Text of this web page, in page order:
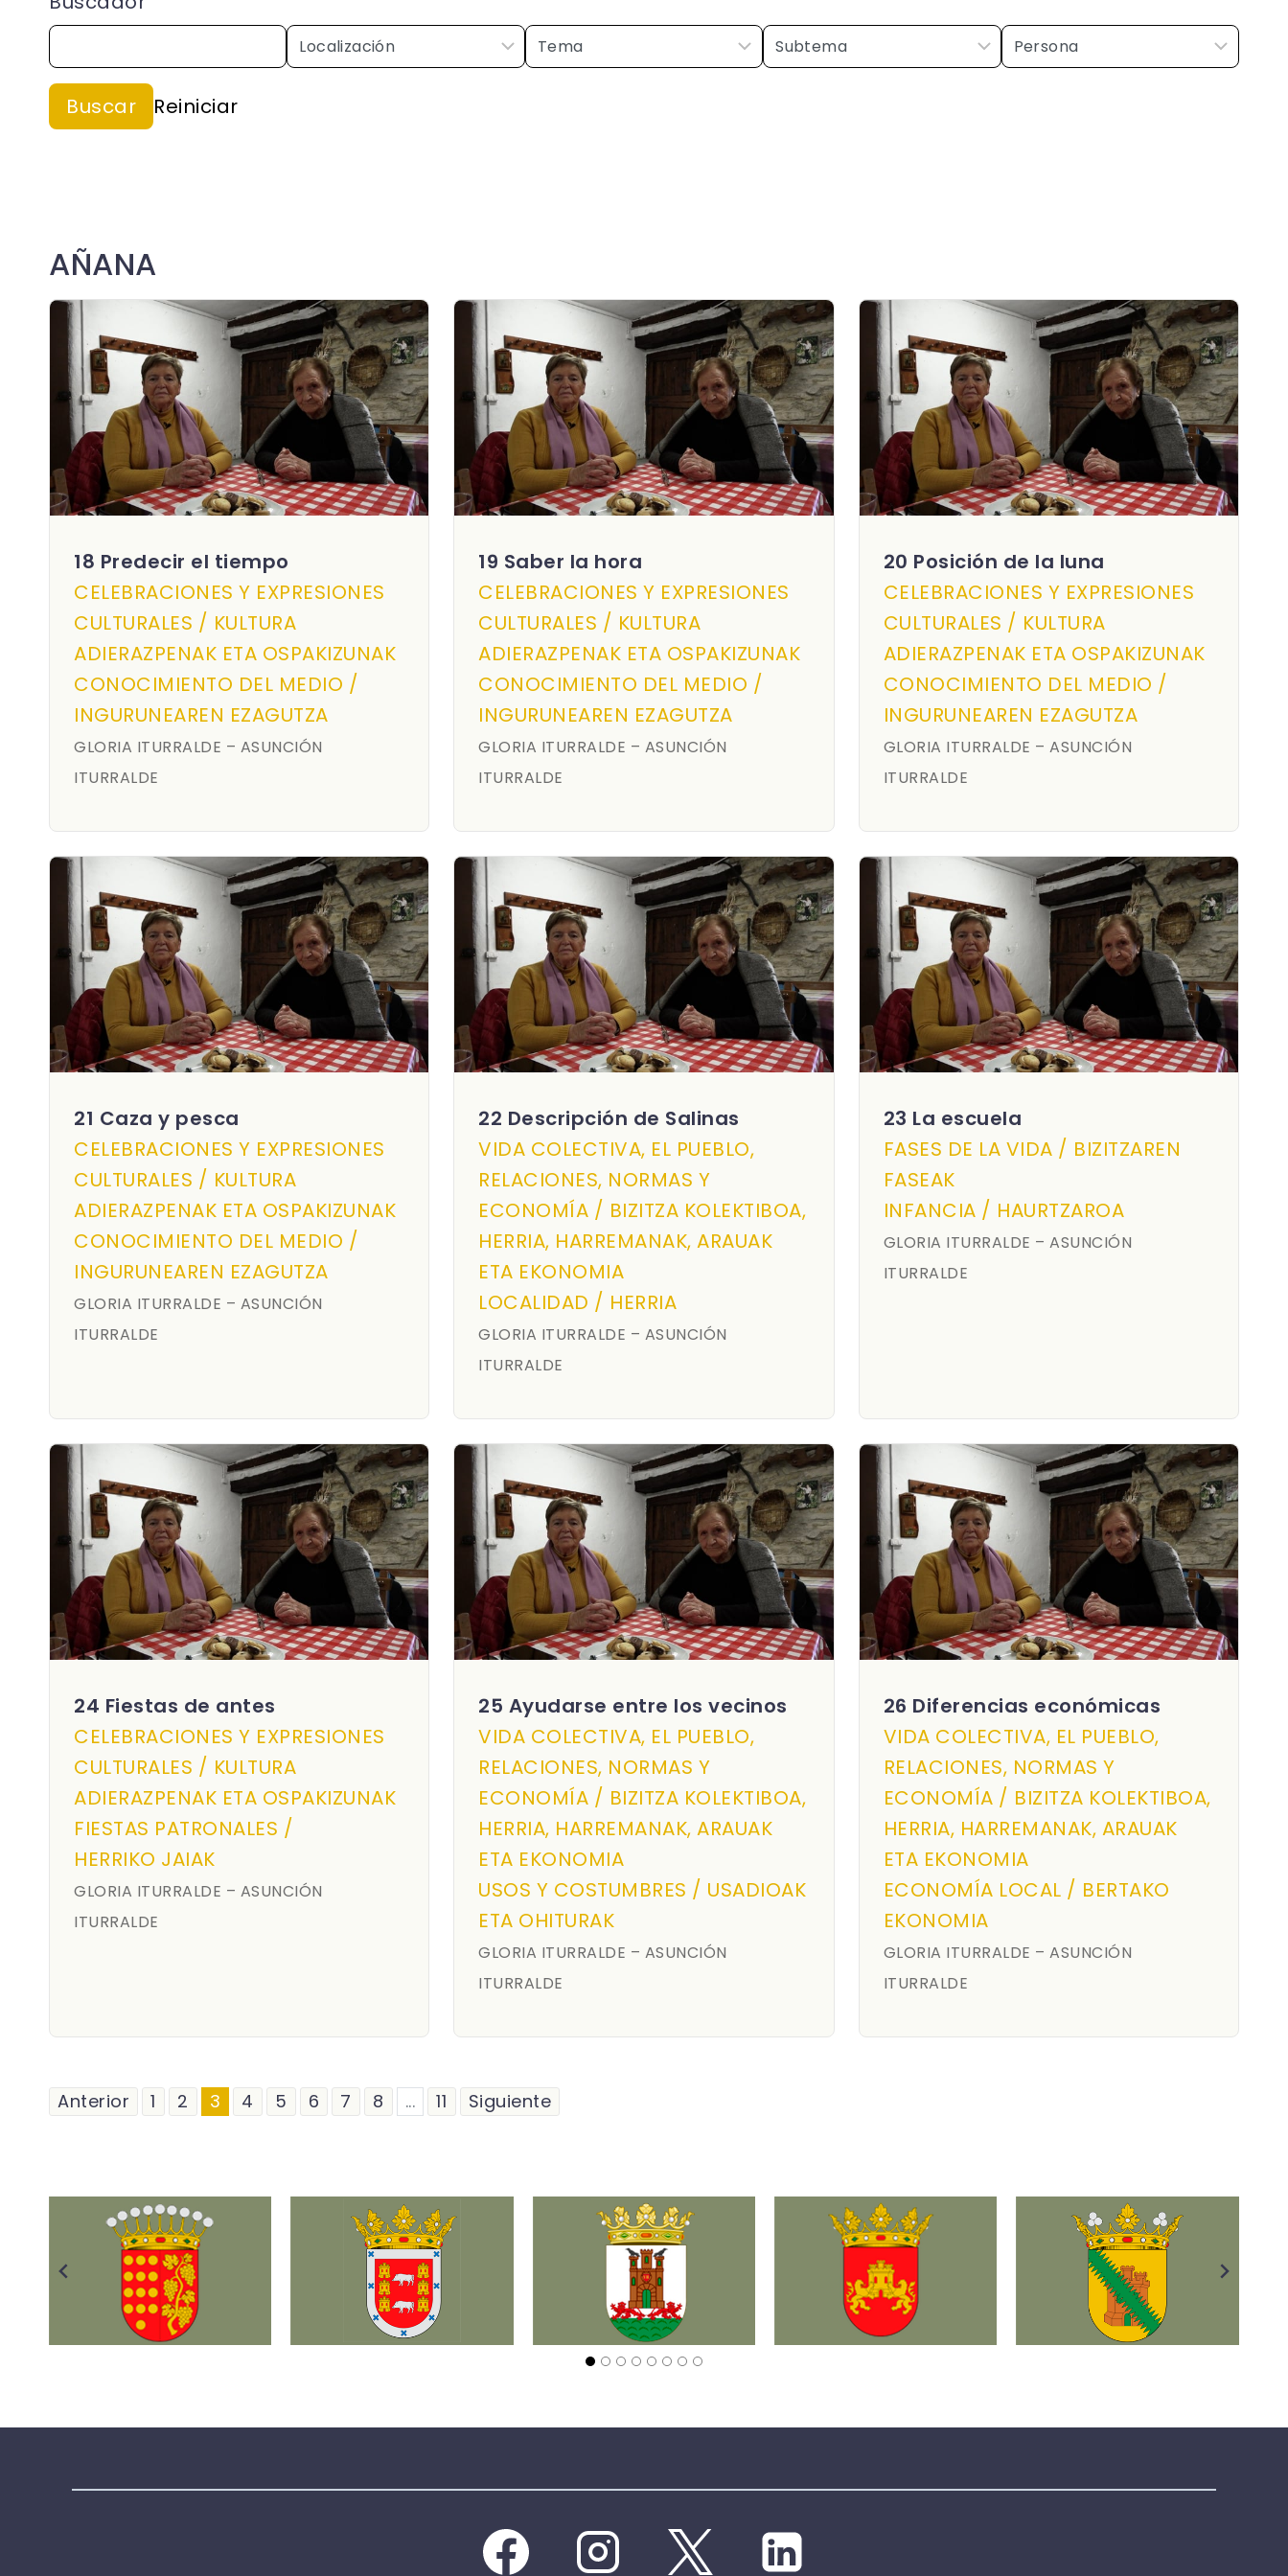
AÑANA
18 Predecir el tiempo
CELEBRACIONES Y EXPRESIONES
CULTURALES / KULTURA
ADIERAZPENAK ETA OSPAKIZUNAK
CONOCIMIENTO DEL MEDIO /
INGURUNEAREN EZAGUTZA
GLORIA ITURRALDE – ASUNCIÓN
ITURRALDE
19 Saber la hora
CELEBRACIONES Y EXPRESIONES
CULTURALES / KULTURA
ADIERAZPENAK ETA OSPAKIZUNAK
CONOCIMIENTO DEL MEDIO /
INGURUNEAREN EZAGUTZA
GLORIA ITURRALDE – ASUNCIÓN
ITURRALDE
20 Posición de la luna
CELEBRACIONES Y EXPRESIONES
CULTURALES / KULTURA
ADIERAZPENAK ETA OSPAKIZUNAK
CONOCIMIENTO DEL MEDIO /
INGURUNEAREN EZAGUTZA
GLORIA ITURRALDE – ASUNCIÓN
ITURRALDE
21 Caza y pesca
CELEBRACIONES Y EXPRESIONES
CULTURALES / KULTURA
ADIERAZPENAK ETA OSPAKIZUNAK
CONOCIMIENTO DEL MEDIO /
INGURUNEAREN EZAGUTZA
GLORIA ITURRALDE – ASUNCIÓN
ITURRALDE
22 Descripción de Salinas
VIDA COLECTIVA, EL PUEBLO,
RELACIONES, NORMAS Y
ECONOMÍA / BIZITZA KOLEKTIBOA,
HERRIA, HARREMANAK, ARAUAK
ETA EKONOMIA
LOCALIDAD / HERRIA
GLORIA ITURRALDE – ASUNCIÓN
ITURRALDE
23 La escuela
FASES DE LA VIDA / BIZITZAREN
FASEAK
INFANCIA / HAURTZAROA
GLORIA ITURRALDE – ASUNCIÓN
ITURRALDE
24 Fiestas de antes
CELEBRACIONES Y EXPRESIONES
CULTURALES / KULTURA
ADIERAZPENAK ETA OSPAKIZUNAK
FIESTAS PATRONALES /
HERRIKO JAIAK
GLORIA ITURRALDE – ASUNCIÓN
ITURRALDE
25 Ayudarse entre los vecinos
VIDA COLECTIVA, EL PUEBLO,
RELACIONES, NORMAS Y
ECONOMÍA / BIZITZA KOLEKTIBOA,
HERRIA, HARREMANAK, ARAUAK
ETA EKONOMIA
USOS Y COSTUMBRES / USADIOAK
ETA OHITURAK
GLORIA ITURRALDE – ASUNCIÓN
ITURRALDE
26 Diferencias económicas
VIDA COLECTIVA, EL PUEBLO,
RELACIONES, NORMAS Y
ECONOMÍA / BIZITZA KOLEKTIBOA,
HERRIA, HARREMANAK, ARAUAK
ETA EKONOMIA
ECONOMÍA LOCAL / BERTAKO
EKONOMIA
GLORIA ITURRALDE – ASUNCIÓN
ITURRALDE
Anterior 1 2 3 4 5 6 7 8 ... 11 Siguiente